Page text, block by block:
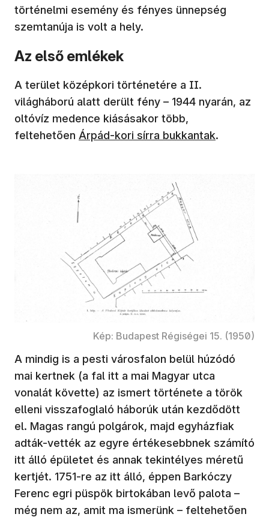
történelmi esemény és fényes ünnepség
szemtanúja is volt a hely.
Az első emlékek
A terület középkori történetére a II.
világháború alatt derült fény – 1944 nyarán, az
oltóvíz medence kiásásakor több,
feltehetően Árpád-kori sírra bukkantak.
Kép: Budapest Régiségei 15. (1950)
A mindig is a pesti városfalon belül húzódó
mai kertnek (a fal itt a mai Magyar utca
vonalát követte) az ismert története a török
elleni visszafoglaló háborúk után kezdődött
el. Magas rangú polgárok, majd egyházfiak
adták-vették az egyre értékesebbnek számító
itt álló épületet és annak tekintélyes méretű
kertjét. 1751-re az itt álló, éppen Barkóczy
Ferenc egri püspök birtokában levő palota –
még nem az, amit ma ismerünk – feltehetően